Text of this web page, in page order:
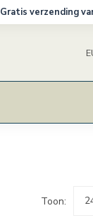
Gratis verzending
Toon: